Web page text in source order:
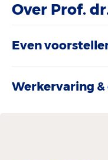
Over Prof.
Even
Werkervaring